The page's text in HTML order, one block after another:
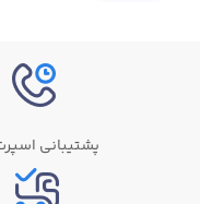
پشتیبانی